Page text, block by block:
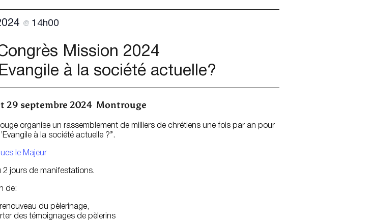
@ 14h00
Mission 2024
à la société actuelle?
29 septembre 2024 Montrouge
organise un rassemblement de milliers de chrétiens une fois par an pour
à la société actuelle ?”.
le Majeur
2 jours de manifestations.
de:
du pèlerinage,
des témoignages de pèlerins